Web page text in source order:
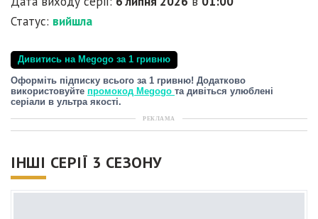
Статус: вийшла
Дивитись на Megogo за 1 гривню
Оформіть підписку всього за 1 гривню! Додатково
використовуйте промокод Megogo та дивіться улюблені
серіали в ультра якості.
РЕКЛАМА
ІНШІ СЕРІЇ 3 СЕЗОНУ